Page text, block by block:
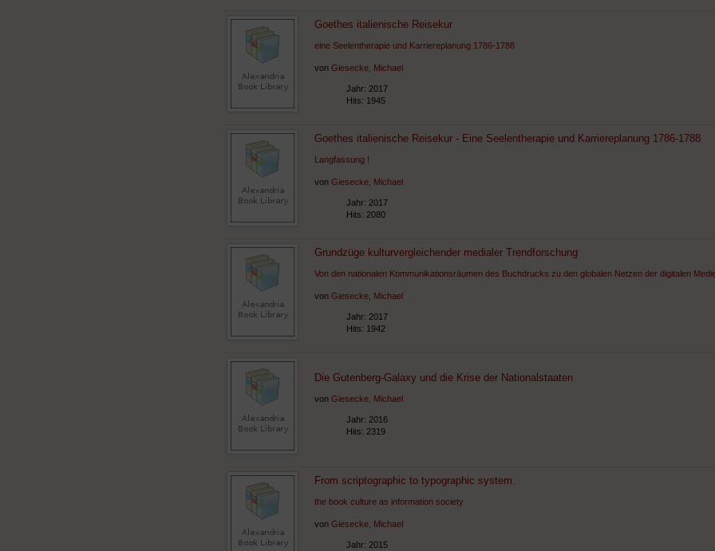
Goethes italienische Reisekur
eine Seelentherapie und Karriereplanung 1786-1788
von Giesecke, Michael
Jahr: 2017
Hits: 1945
Goethes italienische Reisekur - Eine Seelentherapie und Karriereplanung 1786-1788
Langfassung !
von Giesecke, Michael
Jahr: 2017
Hits: 2080
Grundzüge kulturvergleichender medialer Trendforschung
Von den nationalen Kommunikationsräumen des Buchdrucks zu den globalen Netzen der digitalen
von Giesecke, Michael
Jahr: 2017
Hits: 1942
Die Gutenberg-Galaxy und die Krise der Nationalstaaten
von Giesecke, Michael
Jahr: 2016
Hits: 2319
From scriptographic to typographic system.
the book culture as information society
von Giesecke, Michael
Jahr: 2015